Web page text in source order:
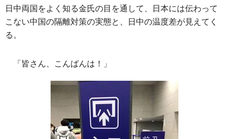
日中両国をよく知る金氏の目を通して、日本には伝わって
こない中国の隔離対策の実態と、日中の温度差が見えてく
る。
「皆さん、こんばんは！」